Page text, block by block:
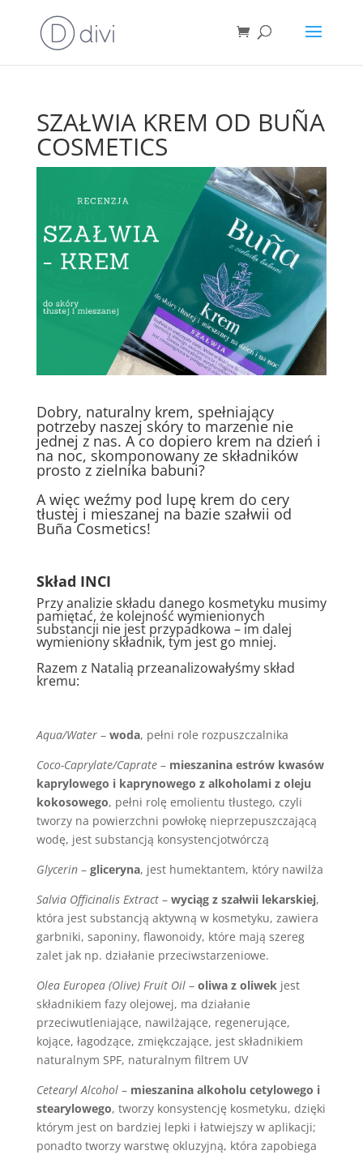
SZAŁWIA KREM OD BUÑA
COSMETICS
Dobry, naturalny krem, spełniający
potrzeby naszej skóry to marzenie nie
jednej z nas. A co dopiero krem na dzień i
na noc, skomponowany ze składników
prosto z zielnika babuni?
A więc weźmy pod lupę krem do cery
tłustej i mieszanej na bazie szałwii od
Buña Cosmetics!
Skład INCI
Przy analizie składu danego kosmetyku musimy
pamiętać, że kolejność wymienionych
substancji nie jest przypadkowa – im dalej
wymieniony składnik, tym jest go mniej.
Razem z Natalią przeanalizowałyśmy skład
kremu:
Aqua/Water– woda, pełni role rozpuszczalnika
Coco-Caprylate/Caprate– mieszanina estrów kwasów
kaprylowego i kaprynowego z alkoholami z oleju
kokosowego, pełni rolę emolientu tłustego, czyli
tworzy na powierzchni powłokę nieprzepuszczającą
wodę, jest substancją konsystencjotwórczą
Glycerin– gliceryna, jest humektantem, który nawilża
Salvia Officinalis Extract– wyciąg z szałwii lekarskiej,
która jest substancją aktywną w kosmetyku, zawiera
garbniki, saponiny, flawonoidy, które mają szereg
zalet jak np. działanie przeciwstarzeniowe.
Olea Europea (Olive) Fruit Oil– oliwa z oliwekjest
składnikiem fazy olejowej, ma działanie
przeciwutleniające, nawilżające, regenerujące,
kojące, łagodzące, zmiękczające, jest składnikiem
naturalnym SPF, naturalnym filtrem UV
Cetearyl Alcohol– mieszanina alkoholu cetylowego i
stearylowego, tworzy konsystencję kosmetyku, dzięki
którym jest on bardziej lepki i łatwiejszy w aplikacji;
ponadto tworzy warstwę okluzyjną, która zapobiega